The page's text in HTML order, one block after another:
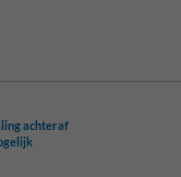
achteraf